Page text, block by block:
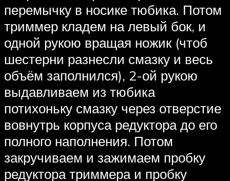
перемычку в носике тюбика. Потом
триммер кладем на левый бок, и
одной рукою вращая ножик (чтоб
шестерни разнесли смазку и весь
объём заполнился), 2-ой рукою
выдавливаем из тюбика
потихоньку смазку через отверстие
вовнутрь корпуса редуктора до его
полного наполнения. Потом
закручиваем и зажимаем пробку
редуктора триммера и пробку